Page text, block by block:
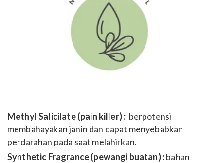
Methyl Salicilate (pain killer) : berpotensi
membahayakan janin dan dapat menyebabkan
perdarahan pada saat melahirkan.
Synthetic Fragrance (pewangi buatan) :bahan